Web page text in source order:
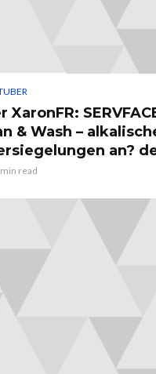
XaronFR:
& Wash –
an?
min read